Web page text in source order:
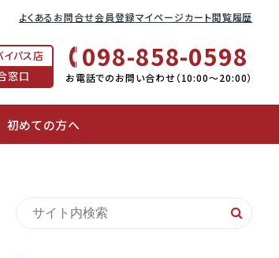
よくあるお問合せ会員登録マイページカート閲覧履歴
パス店
窓口
098-858-0598
お電話でのお問い合わせ（10:00〜20:00）
初めての方へ